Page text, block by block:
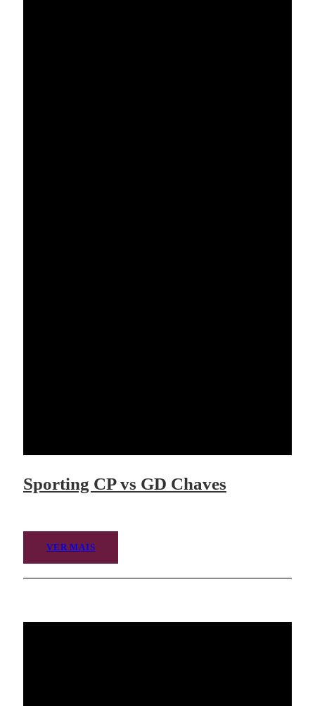
Sporting CP vs GD Chaves
VER MAIS